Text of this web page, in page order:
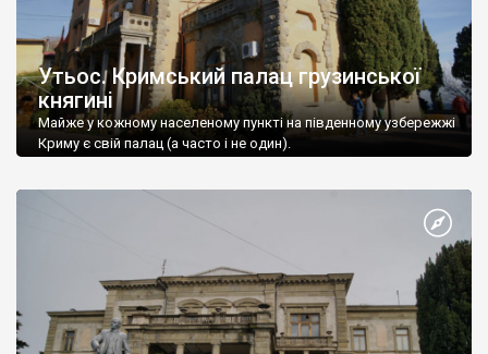
Утьос. Кримський палац грузинської
княгині
Майже у кожному населеному пункті на південному узбережжі
Криму є свій палац (а часто і не один).